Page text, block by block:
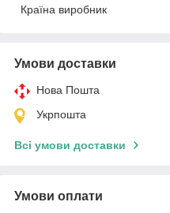
Країна виробник
Умови доставки
Нова Пошта
Укрпошта
Всі умови доставки
Умови оплати